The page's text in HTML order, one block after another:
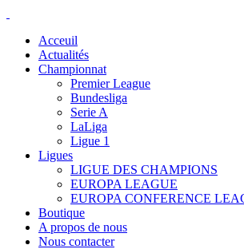
Acceuil
Actualités
Championnat
Premier League
Bundesliga
Serie A
LaLiga
Ligue 1
Ligues
LIGUE DES CHAMPIONS
EUROPA LEAGUE
EUROPA CONFERENCE
Boutique
A propos de nous
Nous contacter